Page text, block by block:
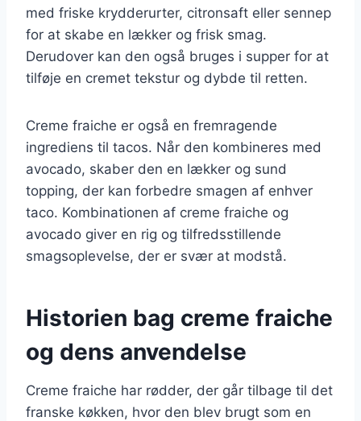
med friske krydderurter, citronsaft eller sennep
for at skabe en lækker og frisk smag.
Derudover kan den også bruges i supper for at
tilføje en cremet tekstur og dybde til retten.
Creme fraiche er også en fremragende
ingrediens til tacos. Når den kombineres med
avocado, skaber den en lækker og sund
topping, der kan forbedre smagen af enhver
taco. Kombinationen af creme fraiche og
avocado giver en rig og tilfredsstillende
smagsoplevelse, der er svær at modstå.
Historien bag creme fraiche
og dens anvendelse
Creme fraiche har rødder, der går tilbage til det
franske køkken, hvor den blev brugt som en